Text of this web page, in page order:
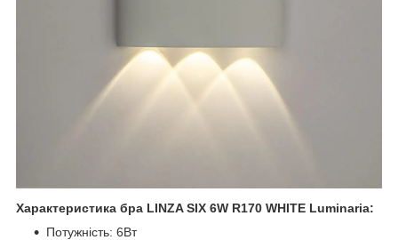
Характеристика бра LINZA SIX 6W R170 WHITE Luminaria:
Потужність: 6Вт